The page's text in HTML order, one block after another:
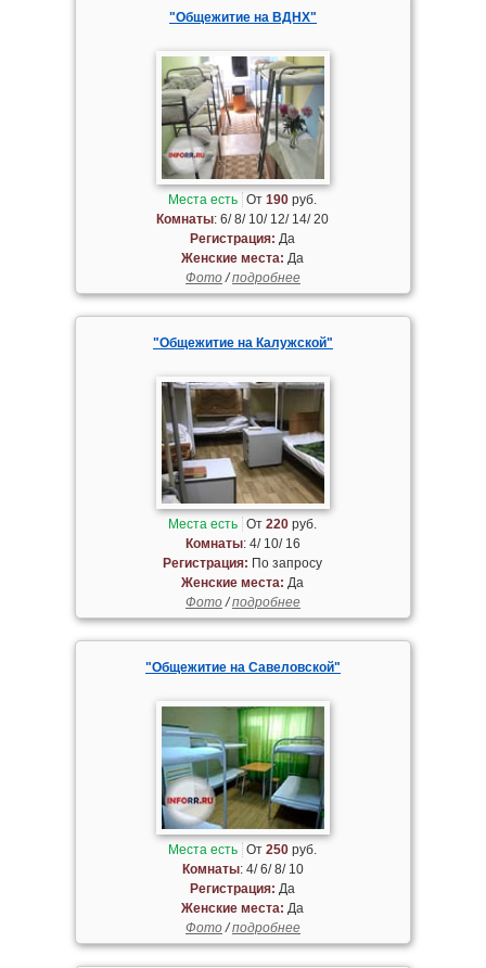
"Общежитие на ВДНХ"
Места есть От190 руб.
Комнаты: 6/ 8/ 10/ 12/ 14/ 20
Регистрация: Да
Женские места: Да
Фото/подробнее
"Общежитие на Калужской"
Места есть От220 руб.
Комнаты: 4/ 10/ 16
Регистрация: По запросу
Женские места: Да
Фото/подробнее
"Общежитие на Савеловской"
Места есть От250 руб.
Комнаты: 4/ 6/ 8/ 10
Регистрация: Да
Женские места: Да
Фото/подробнее